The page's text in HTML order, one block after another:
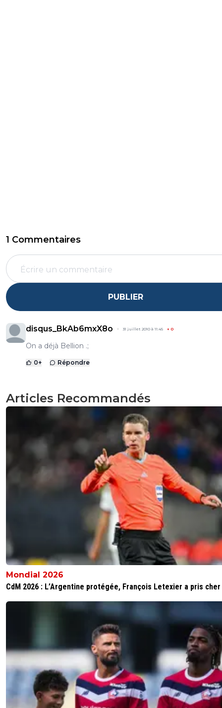
1 Commentaires
PUBLIER
disqus_BkAb6mxX8o 31 juillet 2010 à 11:45 + 0
On a déjà Bellion .;
0+ Répondre
Articles Recommandés
Mondial 2026
CdM 2026 : L’Argentine protégée, François Letexier a pris cher